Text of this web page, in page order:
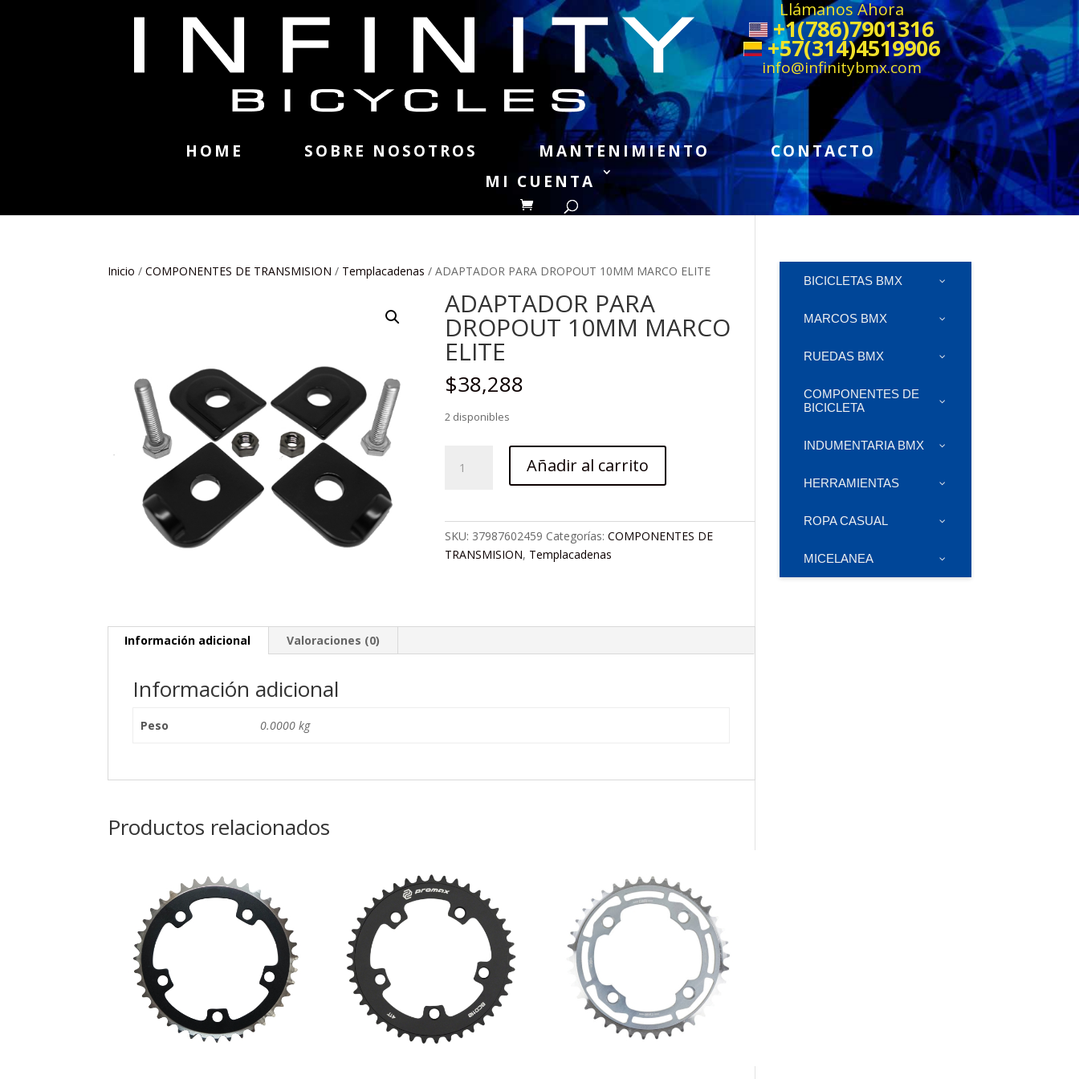
Llámanos Ahora
+1(786)7901316
+57(314)4519906
info@infinitybmx.com
HOME SOBRE NOSOTROS MANTENIMIENTO
CONTACTO
MI CUENTA
Inicio /COMPONENTES DE TRANSMISION / Templacadenas / ADAPTADOR PARA DROPOUT 10MM MARCO ELITE
ADAPTADOR PARA
DROPOUT 10MM MARCO
ELITE
$38,288
2 disponibles
PARA
Añadir al carrito
SKU: 37987602459 Categorías: COMPONENTES DE
TRANSMISION, Templacadenas
Información adicional Valoraciones (0)
Información adicional
Peso 0.0000 kg
Productos relacionados
BICICLETAS BMX
MARCOS BMX
RUEDAS BMX
COMPONENTES DE
BICICLETA
INDUMENTARIA BMX
HERRAMIENTAS
ROPA CASUAL
MICELANEA